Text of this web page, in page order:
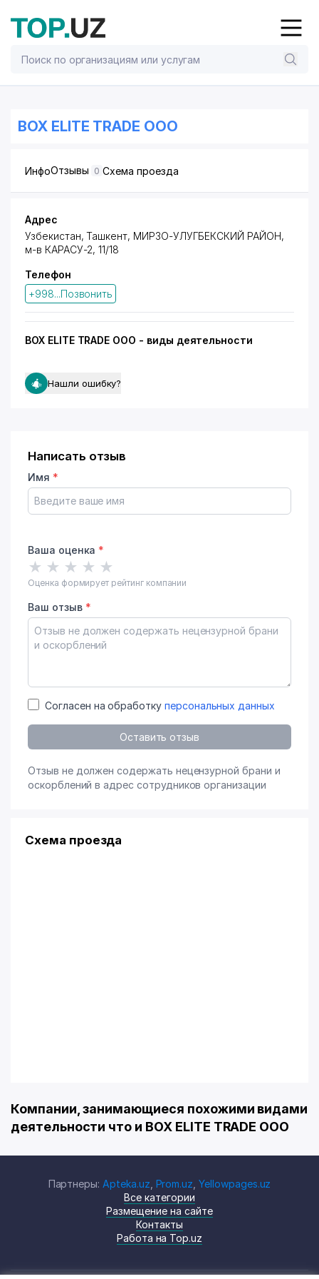
BOX ELITE TRADE ООО
ИнфоОтзывы 0 Схема проезда
Адрес
Узбекистан, Ташкент, МИРЗО-УЛУГБЕКСКИЙ РАЙОН,
м-в КАРАСУ-2, 11/18
Телефон
+998...Позвонить
BOX ELITE TRADE ООО - виды деятельности
Нашли ошибку?
Написать отзыв
Имя *
Ваша оценка *
★ ★ ★ ★ ★
Оценка формирует рейтинг компании
Ваш отзыв *
Согласен на обработку персональных данных
Оставить отзыв
Отзыв не должен содержать нецензурной брани и
оскорблений в адрес сотрудников организации
Схема проезда
Компании, занимающиеся похожими видами
деятельности что и BOX ELITE TRADE ООО
Партнеры: Apteka.uz Prom.uz ,Yellowpages.uz
Все категории
Размещение на сайте
Контакты
Работа на Top.uz